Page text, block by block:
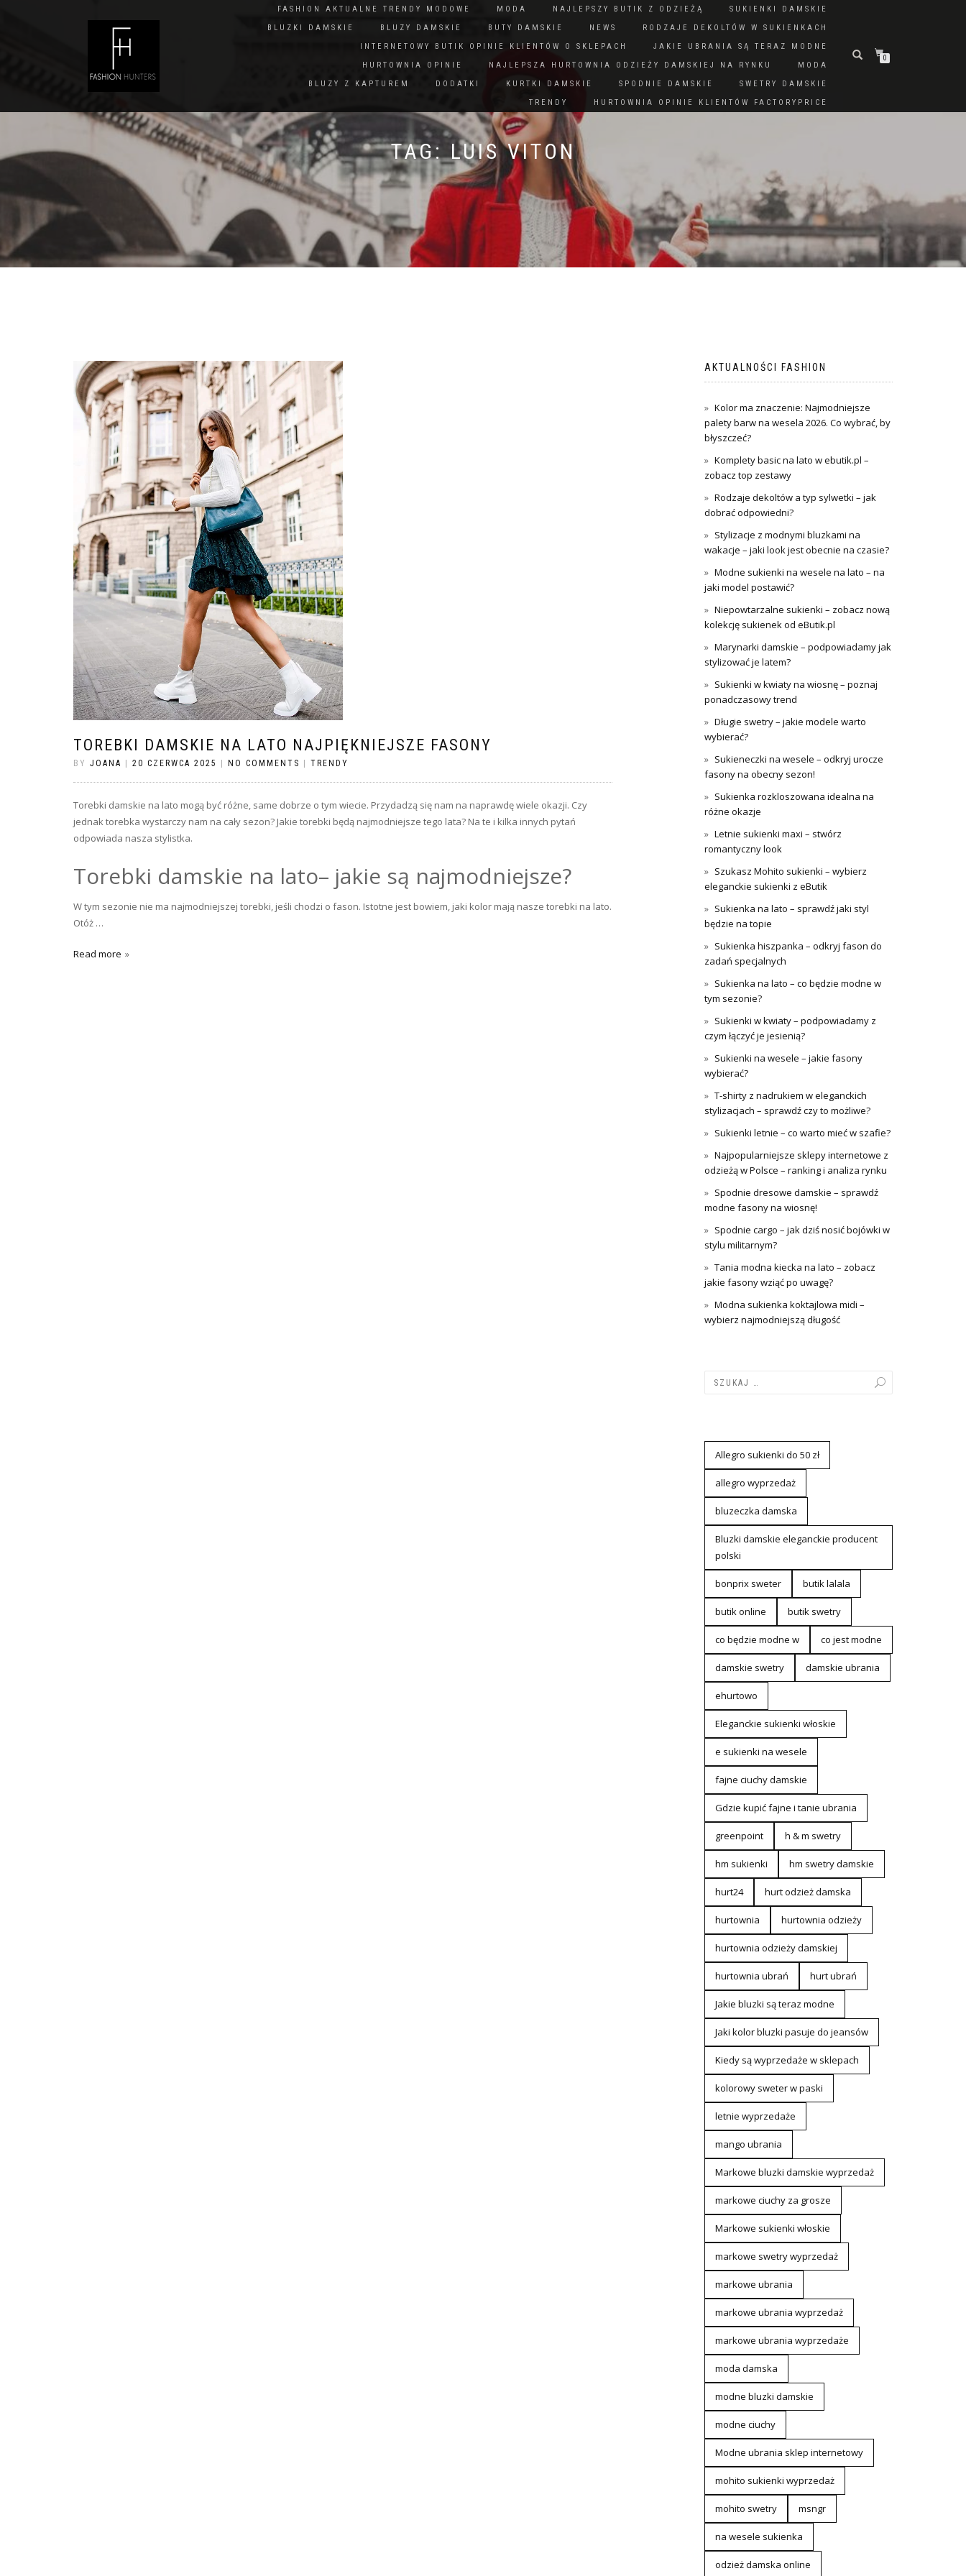
FASHION AKTUALNE TRENDY MODOWE MODA NAJLEPSZY BUTIK Z ODZIEŻĄ
SUKIENKI DAMSKIE
BLUZKI DAMSKIE
BLUZY DAMSKIE BUTY DAMSKIE NEWS
RODZAJE DEKOLTÓW W SUKIENKACH
INTERNETOWY BUTIK OPINIE KLIENTÓW O SKLEPACH
JAKIE UBRANIA SĄ TERAZ MODNE
HURTOWNIA OPINIE
NAJLEPSZA HURTOWNIA ODZIEŻY DAMSKIEJ NA RYNKU
MODA
BLUZY Z KAPTUREM
DODATKI KURTKI DAMSKIE SPODNIE DAMSKIE
SWETRY DAMSKIE
TRENDY
HURTOWNIA OPINIE KLIENTÓW FACTORYPRICE
0
TAG:LUIS VITON
TOREBKI DAMSKIE NA LATO NAJPIĘKNIEJSZE FASONY
BY JOANA 20 CZERWCA 2025 NO COMMENTS TRENDY
Torebki damskie na lato mogą być różne, same dobrze o tym wiecie. Przydadzą się nam na naprawdę wiele okazji. Czy
jednak torebka wystarczy nam na cały sezon? Jakie torebki będą najmodniejsze tego lata? Na te i kilka innych pytań
odpowiada nasza stylistka.
Torebki damskie na lato– jakie są najmodniejsze?
W tym sezonie nie ma najmodniejszej torebki, jeśli chodzi o fason. Istotne jest bowiem, jaki kolor mają nasze torebki na lato.
Otóż …
Read more
AKTUALNOŚCI FASHION
Kolor ma znaczenie: Najmodniejsze
palety barw na wesela 2026. Co wybrać, by
błyszczeć?
Komplety basic na lato w ebutik.pl –
zobacz top zestawy
Rodzaje dekoltów a typ sylwetki – jak
dobrać odpowiedni?
Stylizacje z modnymi bluzkami na
wakacje – jaki look jest obecnie na czasie?
Modne sukienki na wesele na lato – na
jaki model postawić?
Niepowtarzalne sukienki – zobacz nową
kolekcję sukienek od eButik.pl
Marynarki damskie – podpowiadamy jak
stylizować je latem?
Sukienki w kwiaty na wiosnę – poznaj
ponadczasowy trend
Długie swetry – jakie modele warto
wybierać?
Sukieneczki na wesele – odkryj urocze
fasony na obecny sezon!
Sukienka rozkloszowana idealna na
różne okazje
Letnie sukienki maxi – stwórz
romantyczny look
Szukasz Mohito sukienki – wybierz
eleganckie sukienki z eButik
Sukienka na lato – sprawdź jaki styl
będzie na topie
Sukienka hiszpanka – odkryj fason do
zadań specjalnych
Sukienka na lato – co będzie modne w
tym sezonie?
Sukienki w kwiaty – podpowiadamy z
czym łączyć je jesienią?
Sukienki na wesele – jakie fasony
wybierać?
T-shirty z nadrukiem w eleganckich
stylizacjach – sprawdź czy to możliwe?
Sukienki letnie – co warto mieć w szafie?
Najpopularniejsze sklepy internetowe z
odzieżą w Polsce – ranking i analiza rynku
Spodnie dresowe damskie – sprawdź
modne fasony na wiosnę!
Spodnie cargo – jak dziś nosić bojówki w
stylu militarnym?
Tania modna kiecka na lato – zobacz
jakie fasony wziąć po uwagę?
Modna sukienka koktajlowa midi –
wybierz najmodniejszą długość
Allegro sukienki do 50 zł
allegro wyprzedaż
bluzeczka damska
Bluzki damskie eleganckie producent
polski
bonprix sweter butik lalala
butik online butik swetry
co będzie modne w co jest modne
damskie swetry damskie ubrania
ehurtowo
Eleganckie sukienki włoskie
e sukienki na wesele
fajne ciuchy damskie
Gdzie kupić fajne i tanie ubrania
greenpoint h & m swetry
hm sukienki hm swetry damskie
hurt24 hurt odzież damska
hurtownia hurtownia odzieży
hurtownia odzieży damskiej
hurtownia ubrań hurt ubrań
Jakie bluzki są teraz modne
Jaki kolor bluzki pasuje do jeansów
Kiedy są wyprzedaże w sklepach
kolorowy sweter w paski
letnie wyprzedaże
mango ubrania
Markowe bluzki damskie wyprzedaż
markowe ciuchy za grosze
Markowe sukienki włoskie
markowe swetry wyprzedaż
markowe ubrania
markowe ubrania wyprzedaż
markowe ubrania wyprzedaże
moda damska
modne bluzki damskie
modne ciuchy
Modne ubrania sklep internetowy
mohito sukienki wyprzedaż
mohito swetry msngr
na wesele sukienka
odzież damska online